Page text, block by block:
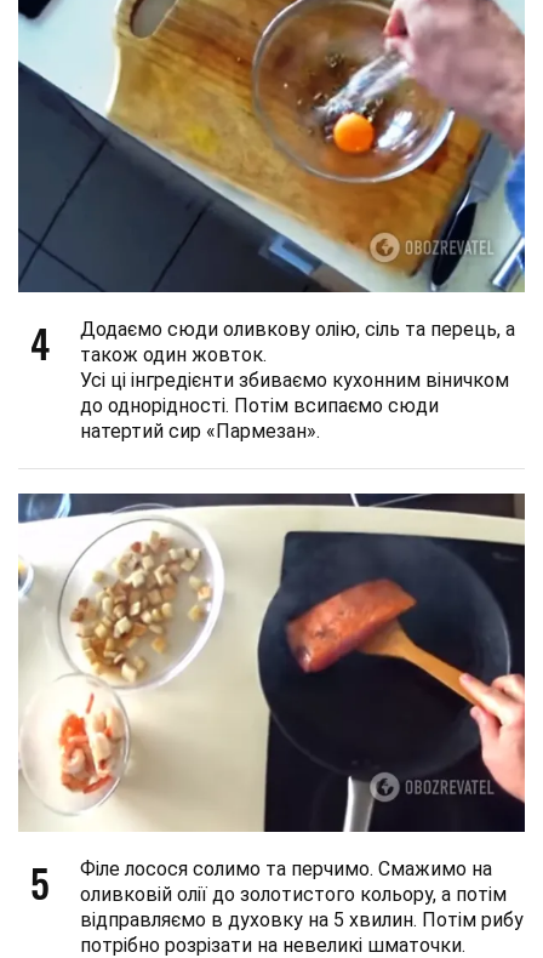
4
Додаємо сюди оливкову олію, сіль та перець, а
також один жовток.
Усі ці інгредієнти збиваємо кухонним віничком
до однорідності. Потім всипаємо сюди
натертий сир «Пармезан».
5
Філе лосося солимо та перчимо. Смажимо на
оливковій олії до золотистого кольору, а потім
відправляємо в духовку на 5 хвилин. Потім рибу
потрібно розрізати на невеликі шматочки.